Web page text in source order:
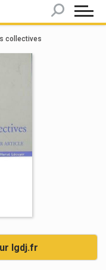
collectives
lgdj.fr